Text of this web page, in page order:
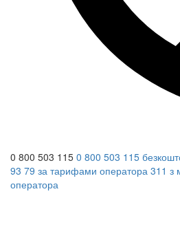
0 800 503 115 0 800 503 115
93 79 за тарифами оператора 311 з
оператора